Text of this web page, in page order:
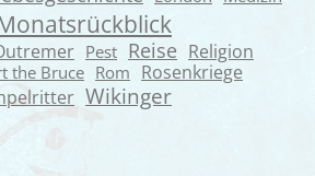
Pest Reise Religion
the Bruce Rom Rosenkriege
Wikinger